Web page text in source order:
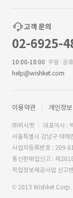
고객 문의
02-6925-
10:00-18:00 주말·공
help@wishket.com
이용약관 개인정
㈜위시켓
대표이사 :
서울특별시 강남구 테
사업자등록번호 : 209-
통신판매업신고 : 제
직업정보제공사업 신
© 2013 Wishket Corp.